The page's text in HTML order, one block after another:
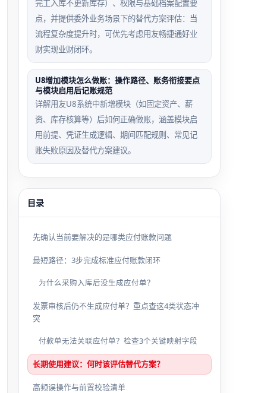
完工入库不更新库存）、权限与基础档案配置要
点，并提供委外业务场景下的替代方案评估：当
流程复杂度提升时，可优先考虑用友畅捷通好业
财实现业财闭环。
U8增加模块怎么做账：操作路径、账务衔接要点
与模块启用后记账规范
详解用友U8系统中新增模块（如固定资产、薪
资、库存核算等）后如何正确做账，涵盖模块启
用前提、凭证生成逻辑、期间匹配规则、常见记
账失败原因及替代方案建议。
目录
先确认当前要解决的是哪类应付账款问题
最短路径：3步完成标准应付账款闭环
为什么采购入库后没生成应付单？
发票审核后仍不生成应付单？重点查这4类状态冲
突
付款单无法关联应付单？检查3个关键映射字段
长期使用建议：何时该评估替代方案？
高频误操作与前置校验清单